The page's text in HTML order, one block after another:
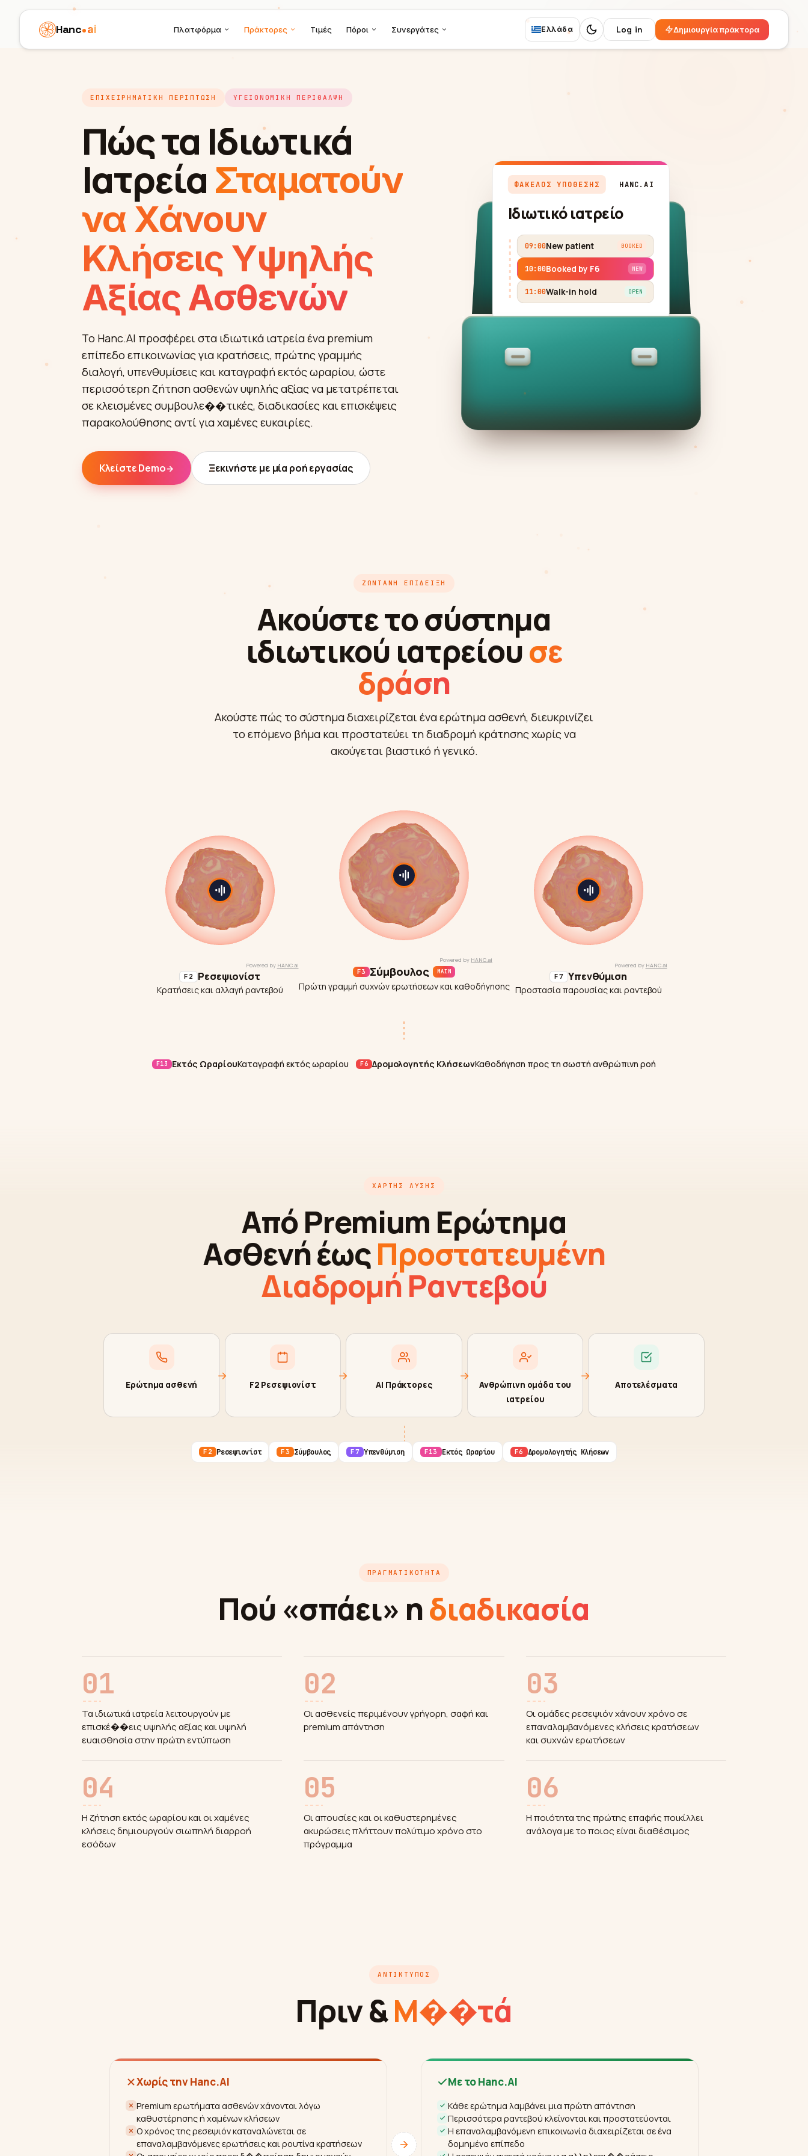
Hanc ai Πλατφόρμα Πράκτορες Τιμές Πόροι Συνεργάτες Ελλάδα
Switch to dark mode
Log in Δημιουργία πράκτορα
ΕΠΙΧΕΙΡΗΜΑΤΙΚΉ ΠΕΡΊΠΤΩΣΗ ΥΓΕΙΟΝΟΜΙΚΉ ΠΕΡΊΘΑΛΨΗ
Πώς τα Ιδιωτικά
Ιατρεία Σταματούν
να Χάνουν
Κλήσεις Υψηλής
Αξίας Ασθενών
Το Hanc.AI προσφέρει στα ιδιωτικά ιατρεία ένα premium
επίπεδο επικοινωνίας για κρατήσεις, πρώτης γραμμής
διαλογή, υπενθυμίσεις και καταγραφή εκτός ωραρίου, ώστε
περισσότερη ζήτηση ασθενών υψηλής αξίας να μετατρέπεται
σε κλεισμένες συμβουλε��τικές, διαδικασίες και επισκέψεις
παρακολούθησης αντί για χαμένες ευκαιρίες.
Κλείστε Demo→ Ξεκινήστε με μία ροή εργασίας
ΖΩΝΤΑΝΉ ΕΠΊΔΕΙΞΗ
Ακούστε το σύστημα
ιδιωτικού ιατρείουσε
δράση
Ακούστε πώς το σύστημα διαχειρίζεται ένα ερώτημα ασθενή, διευκρινίζει
το επόμενο βήμα και προστατεύει τη διαδρομή κράτησης χωρίς να
ακούγεται βιαστικό ή γενικό.
F2 Ρεσεψιονίστ
Κρατήσεις και αλλαγή ραντεβού
F3 Σύμβουλος MAIN
Πρώτη γραμμή συχνών ερωτήσεων και καθοδήγησης
F7 Υπενθύμιση
Προστασία παρουσίας και ραντεβού
F13 Εκτός ΩραρίουΚαταγραφή εκτός ωραρίου F6 Δρομολογητής ΚλήσεωνΚαθοδήγηση προς τη σωστή ανθρώπινη ροή
ΧΆΡΤΗΣ ΛΎΣΗΣ
Από Premium Ερώτημα
Ασθενή έωςΠροστατευμένη
Διαδρομή Ραντεβού
→
Ερώτημα ασθενή
→
F2 Ρεσεψιονίστ
→
AI Πράκτορες
→
Ανθρώπινη ομάδα του
ιατρείου
Αποτελέσματα
F2 Ρεσεψιονίστ F3 Σύμβουλος F7 Υπενθύμιση F13 Εκτός Ωραρίου F6 Δρομολογητής Κλήσεων
ΠΡΑΓΜΑΤΙΚΌΤΗΤΑ
Πού «σπάει» ηδιαδικασία
01
Τα ιδιωτικά ιατρεία λειτουργούν με
επισκέ��εις υψηλής αξίας και υψηλή
ευαισθησία στην πρώτη εντύπωση
02
Οι ασθενείς περιμένουν γρήγορη, σαφή και
premium απάντηση
03
Οι ομάδες ρεσεψιόν χάνουν χρόνο σε
επαναλαμβανόμενες κλήσεις κρατήσεων
και συχνών ερωτήσεων
04
Η ζήτηση εκτός ωραρίου και οι χαμένες
κλήσεις δημιουργούν σιωπηλή διαρροή
εσόδων
05
Οι απουσίες και οι καθυστερημένες
ακυρώσεις πλήττουν πολύτιμο χρόνο στο
πρόγραμμα
06
Η ποιότητα της πρώτης επαφής ποικίλλει
ανάλογα με το ποιος είναι διαθέσιμος
ΑΝΤΊΚΤΥΠΟΣ
Πριν &Μ��τά
Χωρίς την Hanc.AI
Premium ερωτήματα ασθενών χάνονται λόγω
καθυστέρησης ή χαμένων κλήσεων
Ο χρόνος της ρεσεψιόν καταναλώνεται σε
επαναλαμβανόμενες ερωτήσεις και ρουτίνα κρατήσεων
Με το Hanc.AI
Κάθε ερώτημα λαμβάνει μια πρώτη απάντηση
Περισσότερα ραντεβού κλείνονται και προστατεύονται
Η επαναλαμβανόμενη επικοινωνία διαχειρίζεται σε ένα
δομημένο επίπεδο